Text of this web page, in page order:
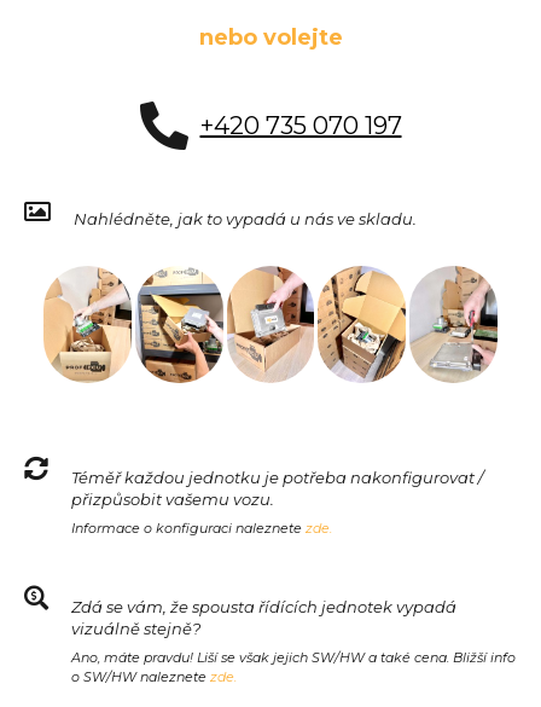
nebo volejte
+420 735 070 197
Nahlédněte, jak to vypadá u nás ve skladu.
Téměř každou jednotku je potřeba nakonfigurovat /
přizpůsobit vašemu vozu.
Informace o konfiguraci naleznete zde.
Zdá se vám, že spousta řídících jednotek vypadá
vizuálně stejně?
Ano, máte pravdu! Liší se však jejich SW/HW a také cena. Bližší info
o SW/HW naleznete zde.